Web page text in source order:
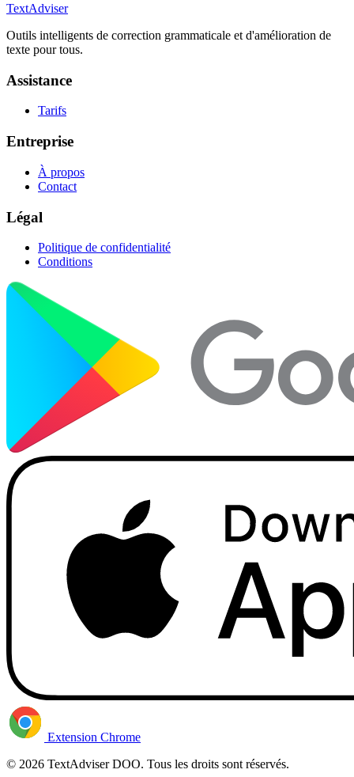
TextAdviser
Outils intelligents de correction grammaticale et d'amélioration de
texte pour tous.
Assistance
Tarifs
Entreprise
À propos
Contact
Légal
Politique de confidentialité
Conditions
Extension Chrome
© 2026 TextAdviser DOO. Tous les droits sont réservés.